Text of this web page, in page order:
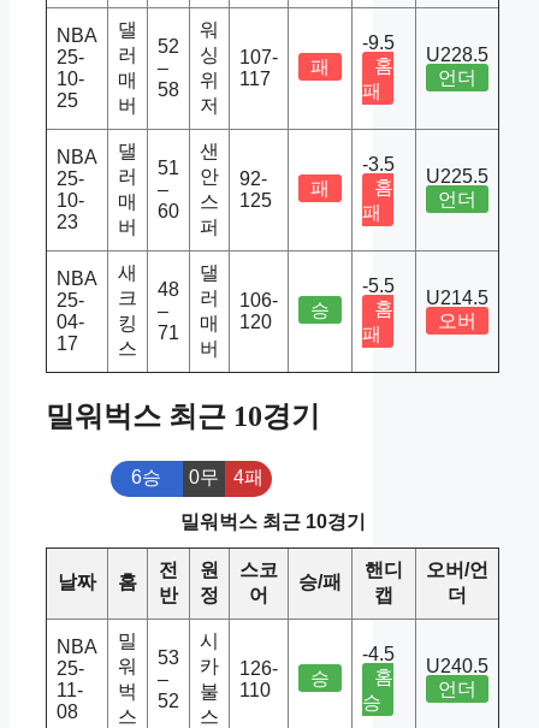
NBA
25-
10-
25
댈
러
매
버
52
–
58
워
싱
위
저
107-
117
패
-9.5
홈
패
U228.5
언더
NBA
25-
10-
23
댈
러
매
버
51
–
60
샌
안
스
퍼
92-
125
패
-3.5
홈
패
U225.5
언더
NBA
25-
04-
17
새
크
킹
스
48
–
71
댈
러
매
버
106-
120
승
-5.5
홈
패
U214.5
오버
밀워벅스 최근 10경기
6승 0무 4패
밀워벅스 최근 10경기
날짜 홈
전
반
원
정
스코
어
승/패
핸디
캡
오버/언
더
NBA
25-
11-
08
밀
워
벅
스
53
–
52
시
카
불
스
126-
110
승
-4.5
홈
승
U240.5
언더